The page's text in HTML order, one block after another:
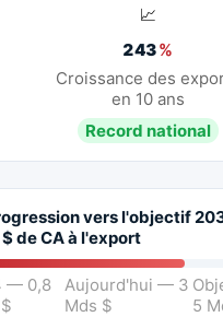
📈
243%
Croissance des
en 10 ans
Record national
vers l'objectif
de CA à l'export
— 0,8
Aujourd'hui — 3
Mds $
5